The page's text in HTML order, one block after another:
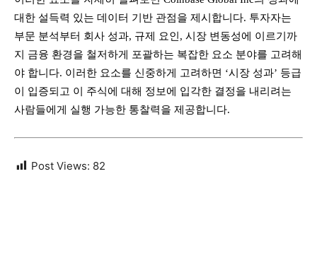
대한 설득력 있는 데이터 기반 관점을 제시합니다. 투자자는
부문 분석부터 회사 성과, 규제 요인, 시장 변동성에 이르기까
지 금융 환경을 철저하게 포괄하는 복잡한 요소 분야를 고려해
야 합니다. 이러한 요소를 신중하게 고려하면 ‘시장 성과’ 등급
이 입증되고 이 주식에 대해 정보에 입각한 결정을 내리려는
사람들에게 실행 가능한 통찰력을 제공합니다.
Post Views: 82